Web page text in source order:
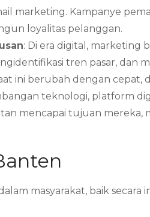
marketing. Kampanye
loyalitas pelanggan.
: Di era digital, marketing
tren pasar, dan
ini berubah dengan
teknologi, platform
mencapai tujuan
masyarakat, baik